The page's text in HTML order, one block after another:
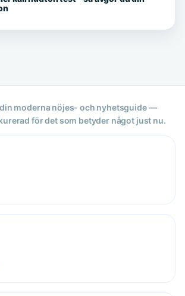
moderna nöjes- och nyhetsguide —
för det som betyder något just nu.